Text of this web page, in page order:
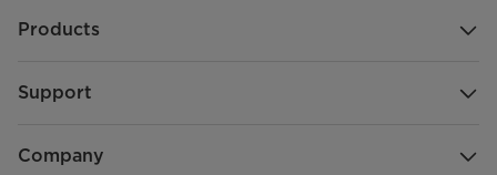
Products
Support
Company